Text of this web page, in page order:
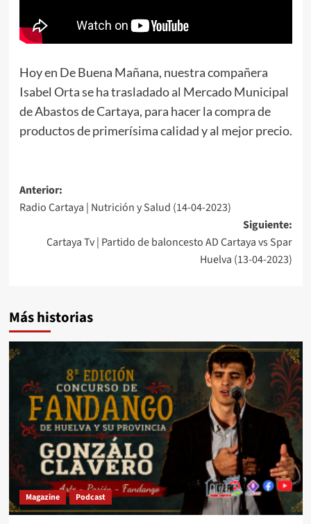
Hoy en De Buena Mañana, nuestra compañera
Isabel Orta se ha trasladado al Mercado Municipal
de Abastos de Cartaya, para hacer la compra de
productos de primerísima calidad y al mejor precio.
Anterior:
Radio Cartaya | Nutrición y Salud (14-04-2023)
Siguiente:
Cartaya Tv | Partido de baloncesto AD Cartaya vs Spar
Huelva (13-04-2023)
Más historias
Magazine Podcast